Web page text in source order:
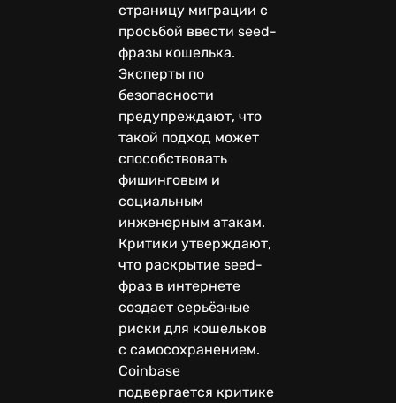
страницу миграции с
просьбой ввести seed-
фразы кошелька.
Эксперты по
безопасности
предупреждают, что
такой подход может
способствовать
фишинговым и
социальным
инженерным атакам.
Критики утверждают,
что раскрытие seed-
фраз в интернете
создает серьёзные
риски для кошельков
с самосохранением.
Coinbase
подвергается критике